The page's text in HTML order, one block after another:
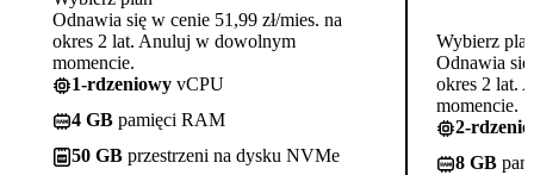
Odnawia się w cenie 51,99 zł/mies. na
okres 2 lat. Anuluj w dowolnym
momencie.
1-rdzeniowy vCPU
4 GB pamięci RAM
50 GB przestrzeni na dysku NVMe
Wybierz
Odnawia się
okres 2 lat.
momencie.
2-
8 GB